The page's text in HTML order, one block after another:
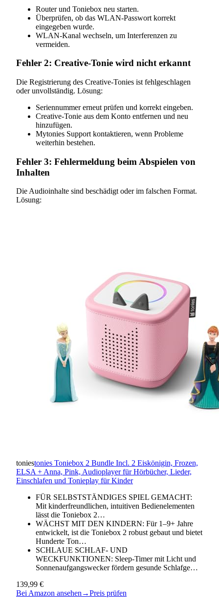
Router und Toniebox neu starten.
Überprüfen, ob das WLAN-Passwort korrekt
eingegeben wurde.
WLAN-Kanal wechseln, um Interferenzen zu
vermeiden.
Fehler 2: Creative-Tonie wird nicht erkannt
Die Registrierung des Creative-Tonies ist fehlgeschlagen
oder unvollständig. Lösung:
Seriennummer erneut prüfen und korrekt eingeben.
Creative-Tonie aus dem Konto entfernen und neu
hinzufügen.
Mytonies Support kontaktieren, wenn Probleme
weiterhin bestehen.
Fehler 3: Fehlermeldung beim Abspielen von
Inhalten
Die Audioinhalte sind beschädigt oder im falschen Format.
Lösung:
toniestonies Toniebox 2 Bundle Incl. 2 Eiskönigin, Frozen,
ELSA + Anna, Pink, Audioplayer für Hörbücher, Lieder,
Einschlafen und Tonieplay für Kinder
FÜR SELBSTSTÄNDIGES SPIEL GEMACHT:
Mit kinderfreundlichen, intuitiven Bedienelementen
lässt die Toniebox 2…
WÄCHST MIT DEN KINDERN: Für 1–9+ Jahre
entwickelt, ist die Toniebox 2 robust gebaut und bietet
Hunderte Ton…
SCHLAUE SCHLAF- UND
WECKFUNKTIONEN: Sleep-Timer mit Licht und
Sonnenaufgangswecker fördern gesunde Schlafge…
139,99 €
Bei Amazon ansehen →Preis prüfen